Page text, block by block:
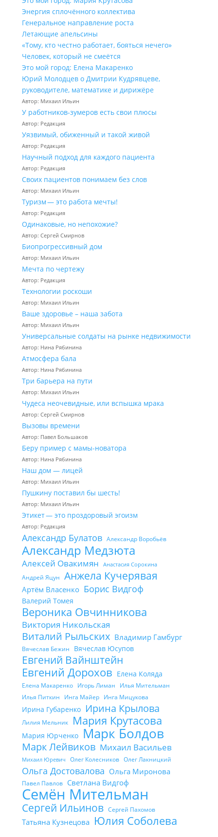
Энергия сплочённого коллектива
Генеральное направление роста
Летающие апельсины
«Тому, кто честно работает, бояться нечего»
Человек, который не смеётся
Это мой город: Елена Макаренко
Юрий Молодцев о Дмитрии Кудрявцеве,
руководителе, математике и дирижёре
Автор: Михаил Ильин
У работников‑зумеров есть свои плюсы
Автор: Редакция
Уязвимый, обиженный и такой живой
Автор: Редакция
Научный подход для каждого пациента
Автор: Редакция
Своих пациентов понимаем без слов
Автор: Михаил Ильин
Туризм — это работа мечты!
Автор: Редакция
Одинаковые, но непохожие?
Автор: Сергей Смирнов
Биопрогрессивный дом
Автор: Михаил Ильин
Мечта по чертежу
Автор: Редакция
Технологии роскоши
Автор: Михаил Ильин
Ваше здоровье – наша забота
Автор: Михаил Ильин
Универсальные солдаты на рынке недвижимости
Автор: Нина Рябинина
Атмосфера бала
Автор: Нина Рябинина
Три барьера на пути
Автор: Михаил Ильин
Чудеса неочевидные, или вспышка мрака
Автор: Сергей Смирнов
Вызовы времени
Автор: Павел Большаков
Беру пример с мамы-новатора
Автор: Нина Рябинина
Наш дом — лицей
Автор: Михаил Ильин
Пушкину поставил бы шесть!
Автор: Михаил Ильин
Этикет — это проздоровый эгоизм
Автор: Редакция
Александр Булатов Александр Воробьёв
Александр Медзюта
Алексей Овакимян Анастасия Сорокина
Андрей Яцун Анжела Кучерявая
Артём Власенко Борис Видгоф
Валерий Томея
Вероника Овчинникова
Виктория Никольская
Виталий Рыльских Владимир Гамбург
Вячеслав Бежин Вячеслав Юсупов
Евгений Вайнштейн
Евгений Дорохов Елена Коляда
Елена Макаренко Игорь Лиман
Илья Мительман
Илья Питкин
Инга Майер Инга Мицукова
Ирина Губаренко Ирина Крылова
Лилия Мельник Мария Крутасова
Мария Юрченко Марк Болдов
Марк Лейвиков Михаил Васильев
Михаил Юревич Олег Колесников Олег Лакницкий
Ольга Достовалова Ольга Миронова
Павел Павлов Светлана Видгоф
Семён Мительман
Сергей Ильинов Сергей Пахомов
Татьяна Кузнецова Юлия Соболева